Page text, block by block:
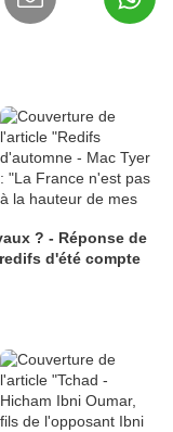
? - Réponse de
d'été compte